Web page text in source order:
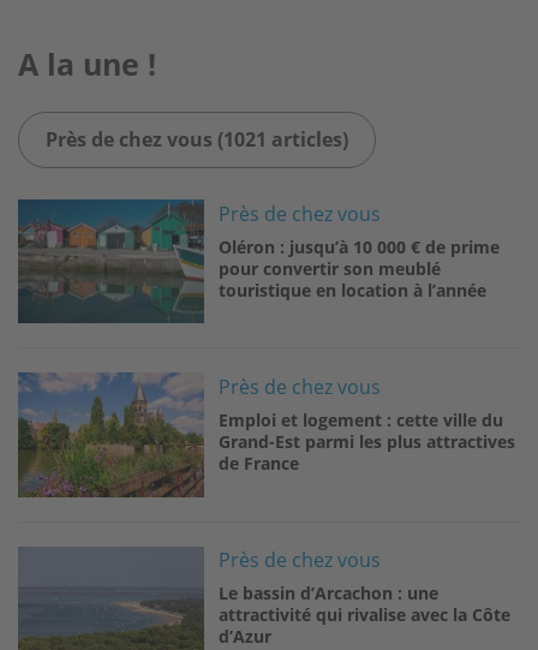
A la une !
Près de chez vous (1021 articles)
Près de chez vous
Oléron : jusqu’à 10 000 € de prime
pour convertir son meublé
touristique en location à l’année
Image Près de chez vous
Emploi et logement : cette ville du
Grand-Est parmi les plus attractives
de France
Image Près de chez vous
Le bassin d’Arcachon : une
attractivité qui rivalise avec la Côte
d’Azur